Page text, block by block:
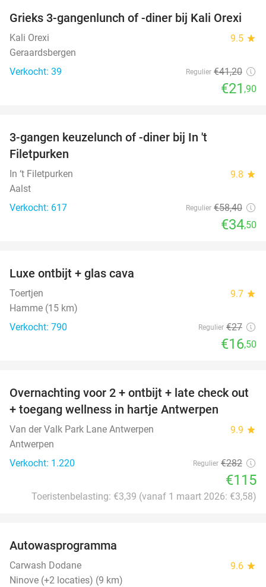
47%
Grieks 3-gangenlunch of -diner bij Kali Orexi
Kali Orexi 9.5 star
Geraardsbergen
Verkocht: 39
Regulier €41,20
€21 ,90
3-gangen keuzelunch of -diner bij In 't
Filetpurken
In ‘t Filetpurken 9.8 star
Aalst
Verkocht: 617
Regulier €58,40
€34,50
Luxe ontbijt + glas cava
Toertjen 9.7 star
Hamme (15 km)
Verkocht: 790
Regulier €27
€16,50
59%
Overnachting voor 2 + ontbijt + late check out
+ toegang wellness in hartje Antwerpen
Van der Valk Park Lane Antwerpen 9.9 star
Antwerpen
Verkocht: 1.220
Regulier €282
€115
Toeristenbelasting: €3,39 (vanaf 1 maart 2026: €3,58)
Autowasprogramma
Carwash Dodane 9.6 star
Ninove (+2 locaties) (9 km)